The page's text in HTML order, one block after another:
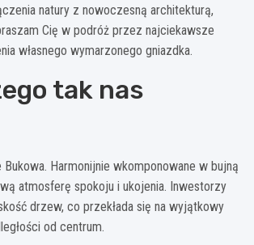
natury z nowoczesną architekturą,
Cię w podróż przez najciekawsze
własnego wymarzonego gniazdka.
tak nas
Harmonijnie wkomponowane w bujną
atmosferę spokoju i ukojenia. Inwestorzy
drzew, co przekłada się na wyjątkowy
od centrum.